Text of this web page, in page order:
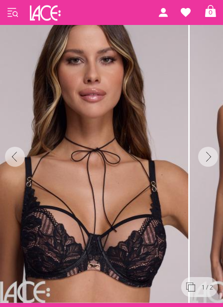
0
Startseite Ava
1 / 2